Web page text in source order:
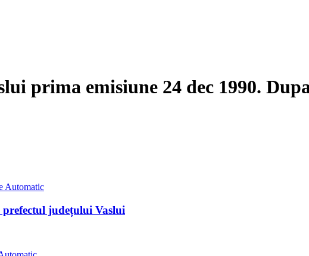
prima emisiune 24 dec 1990.
județului Vaslui